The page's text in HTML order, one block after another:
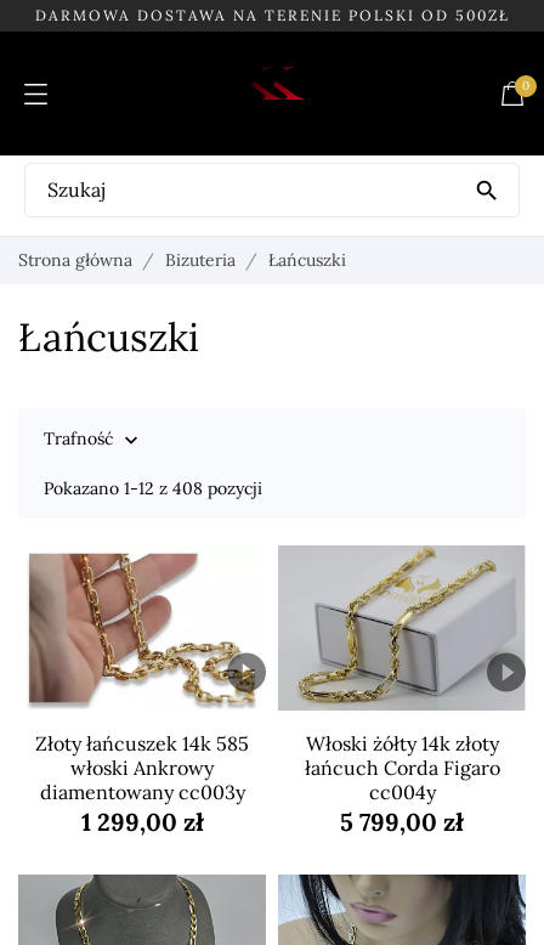
DARMOWA DOSTAWA NA TERENIE POLSKI OD 500ZŁ
0

Strona główna Bizuteria Łańcuszki
Łańcuszki
Trafność 
Pokazano 1-12 z 408 pozycji
Złoty łańcuszek 14k 585
włoski Ankrowy
diamentowany cc003y
1 299,00 zł
Włoski żółty 14k złoty
łańcuch Corda Figaro
cc004y
5 799,00 zł